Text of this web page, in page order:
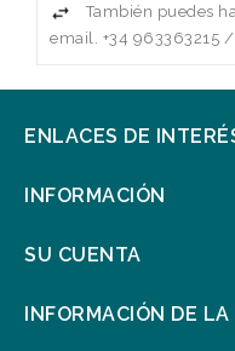
También puedes
email. +34 963363215
ENLACES DE
INFORMACIÓN
SU CUENTA
INFORMACIÓN DE